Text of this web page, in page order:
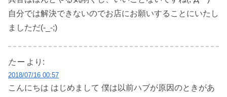
自分では解決できないのでお店にお願いすることにいたし
ましただ(-_-;)
たー より:
2018/07/16 00:57
こんにちは はじめまして 僕は以前ハブが原因のときがあ